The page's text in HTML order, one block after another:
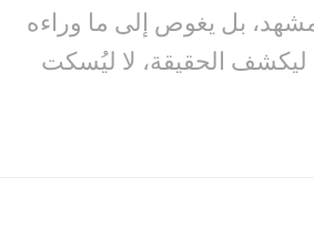
بل يغوص إلى ما وراءه
الحقيقة، لا ليُسكت